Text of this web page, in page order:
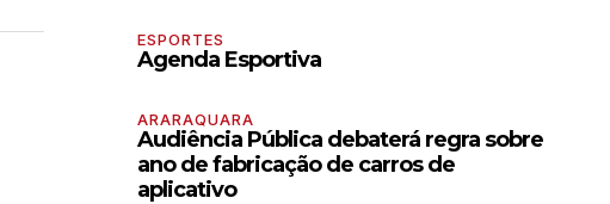
ESPORTES
Agenda Esportiva
ARARAQUARA
Audiência Pública debaterá regra sobre
ano de fabricação de carros de
aplicativo